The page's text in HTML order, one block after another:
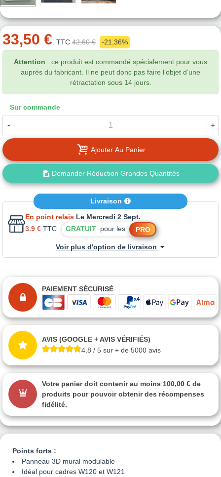
Points forts :
Panneau 3D mural modulable
Idéal pour cadres W120 et W121
33,50 € TTC 42,60 € -21,36%
Attention : ce produit est commandé spécialement pour vous
auprès du fabricant. Il ne peut donc pas faire l’objet d’une
rétractation sous 14 jours.
Sur commande
- +
Ajouter Au Panier
Demander Réduction Grandes Quantités
Livraison
En point relais Le Mercredi 2 Sept.
3.9 € TTC GRATUIT pour les PRO
Voir plus d'option de livraison
PAIEMENT SÉCURISÉ
AVIS (GOOGLE + AVIS VÉRIFIÉS)
4.8 / 5 sur + de 5000 avis
Votre panier doit contenir au moins 100,00 € de
produits pour pouvoir obtenir des récompenses
fidélité.